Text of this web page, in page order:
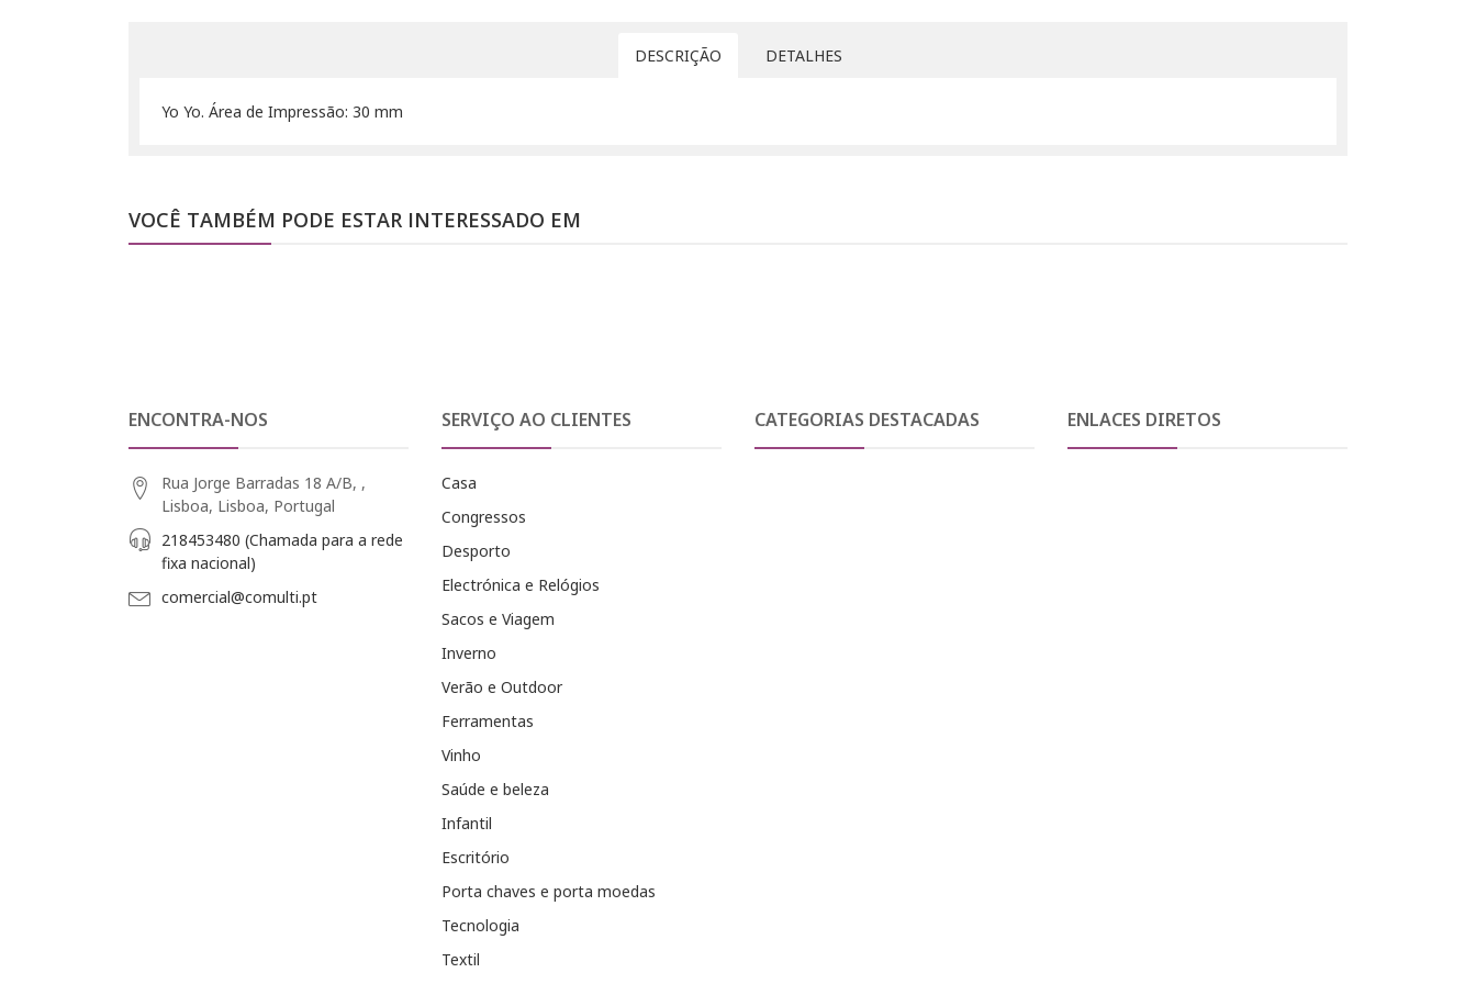
DESCRIÇÃO DETALHES
Yo Yo. Área de Impressão: 30 mm
VOCÊ TAMBÉM PODE ESTAR INTERESSADO EM
ENCONTRA-NOS
Rua Jorge Barradas 18 A/B, ,
Lisboa, Lisboa, Portugal
218453480 (Chamada para a rede
fixa nacional)
comercial@comulti.pt
SERVIÇO AO CLIENTES
Casa
Congressos
Desporto
Electrónica e Relógios
Sacos e Viagem
Inverno
Verão e Outdoor
Ferramentas
Vinho
Saúde e beleza
Infantil
Escritório
Porta chaves e porta moedas
Tecnologia
Textil
CATEGORIAS DESTACADAS ENLACES DIRETOS